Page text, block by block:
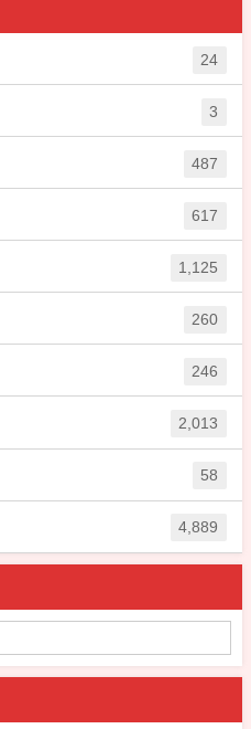
24
3
487
617
1,125
260
246
2,013
58
4,889